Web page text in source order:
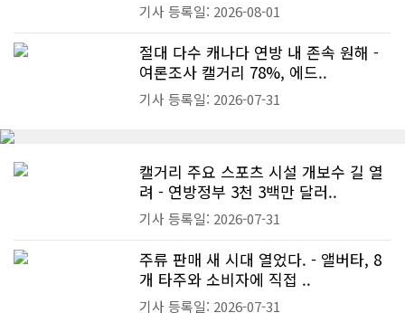
기사 등록일: 2026-08-01
절대 다수 캐나다 연방 내 존속 원해 -
여론조사 캘거리 78%, 에드..
기사 등록일: 2026-07-31
캘거리 주요 스포츠 시설 개보수 길 열
려 - 연방정부 3천 3백만 달러..
기사 등록일: 2026-07-31
주류 판매 새 시대 열었다. - 앨버타, 8
개 타주와 소비자에 직접 ..
기사 등록일: 2026-07-31